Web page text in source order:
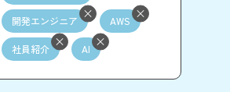
開発エンジニア AWS
社員紹介 AI